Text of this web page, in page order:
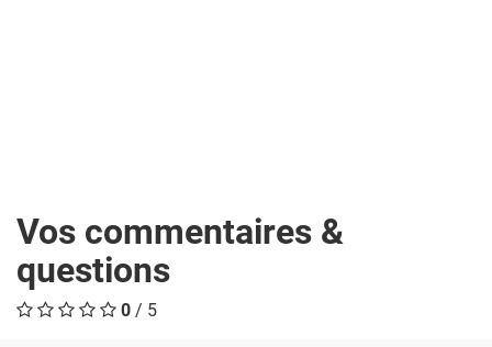
Vos commentaires &
questions
0 / 5